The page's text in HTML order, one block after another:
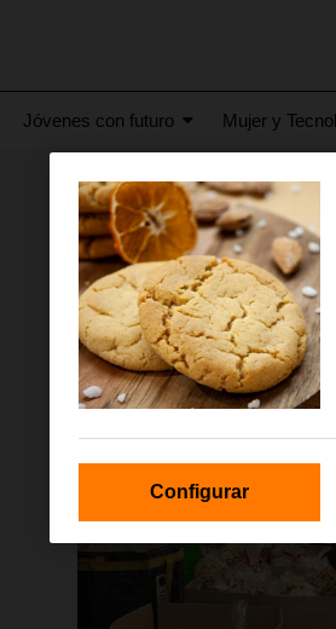
Jóvenes con futuro Mujer y
diciembre 2023
Entrega-
Configurar